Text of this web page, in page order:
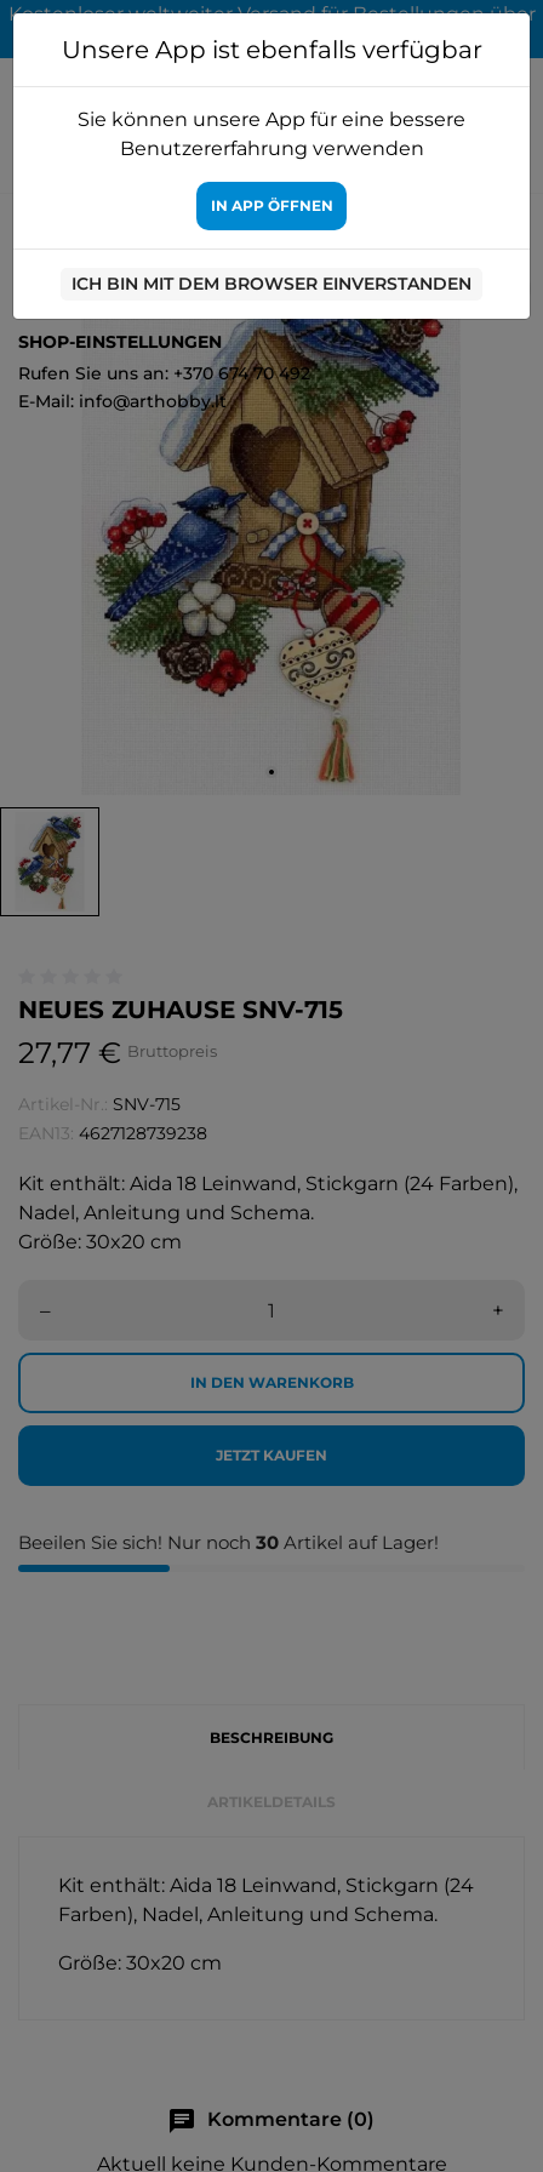
Kostenloser weltweiter Versand für Bestellungen über
65 EUR
Neues Zuhause SNV-715
NEUES ZUHAUSE SNV-715
27,77 € Bruttopreis
Artikel-Nr.: SNV-715
EAN13: 4627128739238
Kit enthält: Aida 18 Leinwand, Stickgarn (24 Farben),
Nadel, Anleitung und Schema.
Größe: 30x20 cm
– +
IN DEN WARENKORB
JETZT KAUFEN
Beeilen Sie sich! Nur noch 30 Artikel auf Lager!
BESCHREIBUNG
ARTIKELDETAILS
Kit enthält: Aida 18 Leinwand, Stickgarn (24
Farben), Nadel, Anleitung und Schema.
Größe: 30x20 cm
chat
Kommentare (0)
Aktuell keine Kunden-Kommentare
Unsere App ist ebenfalls verfügbar
Sie können unsere App für eine bessere
Benutzererfahrung verwenden
IN APP ÖFFNEN
ICH BIN MIT DEM BROWSER EINVERSTANDEN
SHOP-EINSTELLUNGEN
Rufen Sie uns an: +370 674 70 492
E-Mail: info@arthobby.lt